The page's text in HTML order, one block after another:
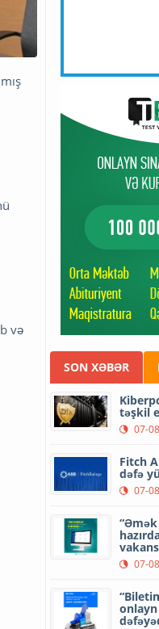
və
SON XƏBƏR
təşkil
07-
Fitch
dəfə
07-
07-
onlayn